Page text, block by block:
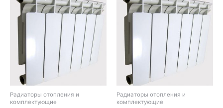
Радиаторы отопления и
комплектующие
Радиаторы отопления и
комплектующие